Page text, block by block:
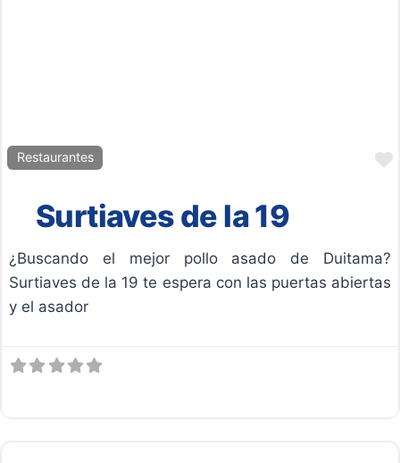
Restaurantes
Surtiaves de la 19
¿Buscando el mejor pollo asado de Duitama?
Surtiaves de la 19 te espera con las puertas abiertas
y el asador